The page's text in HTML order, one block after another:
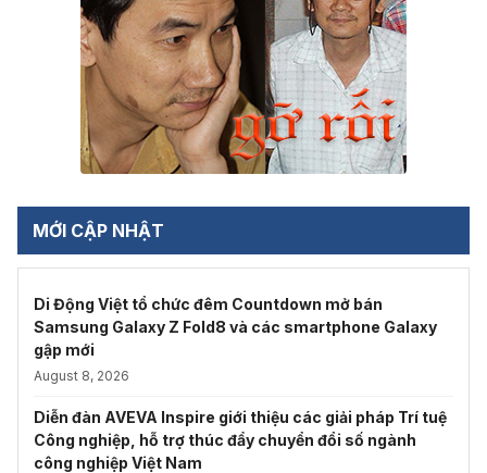
MỚI CẬP NHẬT
Di Động Việt tổ chức đêm Countdown mở bán
Samsung Galaxy Z Fold8 và các smartphone Galaxy
gập mới
August 8, 2026
Diễn đàn AVEVA Inspire giới thiệu các giải pháp Trí tuệ
Công nghiệp, hỗ trợ thúc đẩy chuyển đổi số ngành
công nghiệp Việt Nam